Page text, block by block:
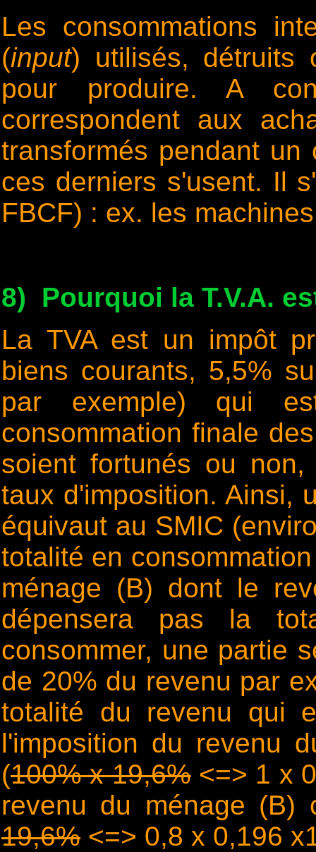
Les consommations
(input) utilisés, détruits
pour produire. A
correspondent aux
transformés pendant
ces derniers s'usent. Il
FBCF) : ex. les
8) Pourquoi la T.V.A.
La TVA est un impôt
biens courants, 5,5%
par exemple) qui
consommation finale
soient fortunés ou
taux d'imposition. Ainsi,
équivaut au SMIC
totalité en
ménage (B) dont le
dépensera pas la
consommer, une partie
de 20% du revenu par
totalité du revenu qui
l'imposition du revenu
(100% x 19,6%<=> 1 x
revenu du ménage (B)
19,6% <=> 0,8 x 0,196